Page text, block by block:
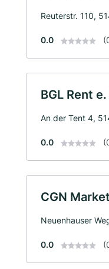
Reuterstr. 110,
0.0
BGL Rent e.
An der Tent 4,
0.0
CGN
Neuenhauser
0.0